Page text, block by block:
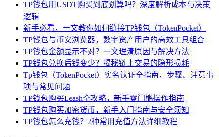
TP钱包用USDT购买到底划算吗？深度解析成本与决策
逻辑
新手必看，一文教你如何链接TP钱包（TokenPocket）
TP钱包与币安浏览器，数字资产用户的高效工具组合
TP钱包金额显示不对？一文理清原因与解决方法
TP钱包兑换后钱变少？揭秘链上交易的隐形损耗
Tp钱包（TokenPocket）实名认证全指南，步骤、注意事
项与常见问题
TP钱包购买Leash全攻略，新手零门槛操作指南
TP钱包购买加密货币，新手入门指南与安全须知
TP钱包怎么充钱？2种常用充值方法详细教程